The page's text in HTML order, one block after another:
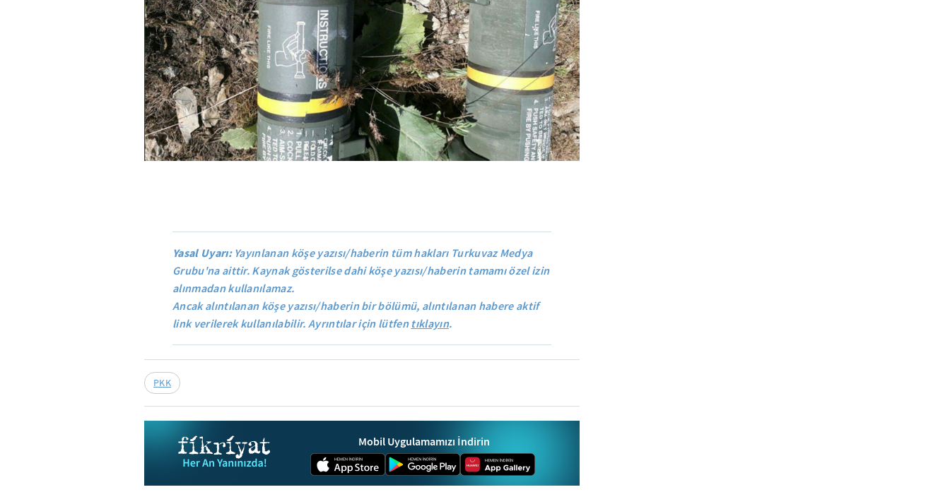
Yasal Uyarı:Yayınlanan köşe yazısı/haberin tüm hakları Turkuvaz Medya
Grubu'na aittir. Kaynak gösterilse dahi köşe yazısı/haberin tamamı özel izin
alınmadan kullanılamaz.
Ancak alıntılanan köşe yazısı/haberin bir bölümü, alıntılanan habere aktif
link verilerek kullanılabilir. Ayrıntılar için lütfentıklayın.
PKK
Mobil Uygulamamızı İndirin